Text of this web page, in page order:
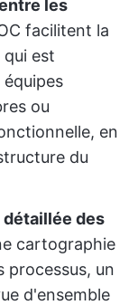
les
facilitent la
est
ou
en
du
détaillée des
cartographie
processus, un
d'ensemble